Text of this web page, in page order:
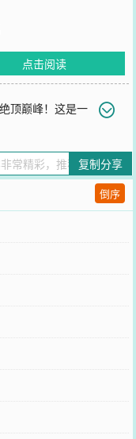
点击阅读
顶巅峰！这是一
复制分享
倒序